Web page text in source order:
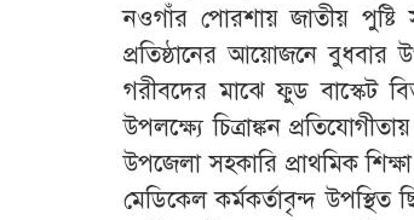
নওগাঁর পোরশায় জাতীয় পুষ্টি
প্রতিষ্ঠানের আয়োজনে বুধবার
গরীবদের মাঝে ফুড বাস্কেট
উপলক্ষ্যে চিত্রাঙ্কন
উপজেলা সহকারি প্রাথমিক
মেডিকেল কর্মকর্তাবৃন্দ উপস্থিত